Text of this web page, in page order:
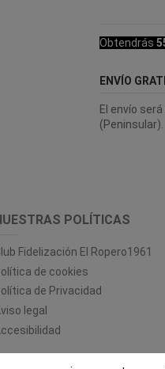
Obtendrás
ENVÍO
El envío
(Peninsular).
POLÍTICAS
Fidelización El Ropero1961
de cookies
de Privacidad
legal